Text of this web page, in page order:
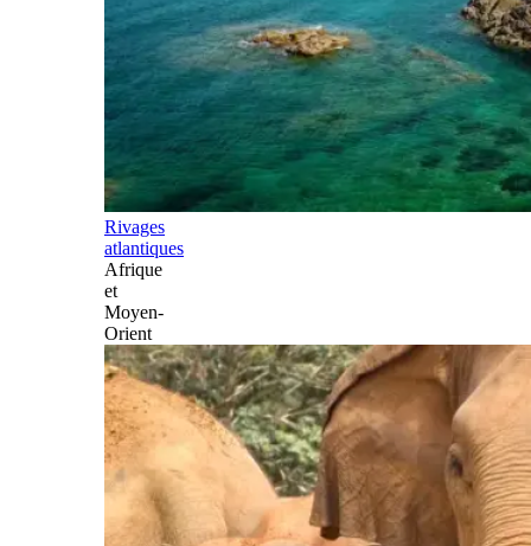
Rivages
atlantiques
Afrique
et
Moyen-
Orient